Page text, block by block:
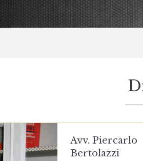
Avv. Piercarlo
Bertolazzi